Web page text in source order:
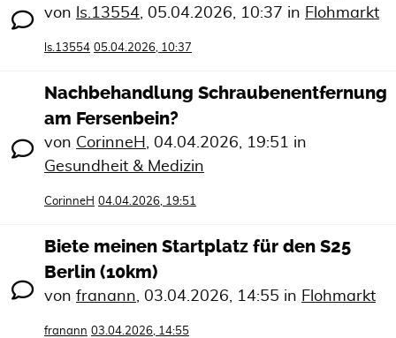
von ls.13554, 05.04.2026, 10:37 in Flohmarkt
ls.13554 05.04.2026, 10:37
Nachbehandlung Schraubenentfernung
am Fersenbein?
von CorinneH , 04.04.2026, 19:51 in
Gesundheit & Medizin
CorinneH 04.04.2026, 19:51
Biete meinen Startplatz für den S25
Berlin (10km)
von franann, 03.04.2026, 14:55 in Flohmarkt
franann 03.04.2026, 14:55